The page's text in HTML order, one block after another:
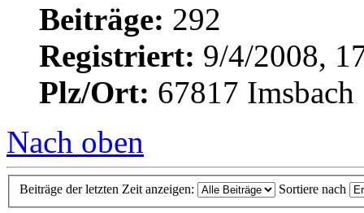
Beiträge: 292
Registriert: 9/4/2008,
Plz/Ort: 67817 Imsbach
Nach oben
Beiträge der letzten Zeit anzeigen: Sortiere nach